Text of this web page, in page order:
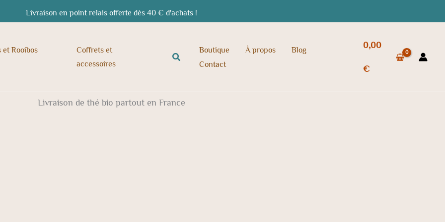
Livraison en point relais offerte dès 40 € d'achats !
Rooibos
Coffrets et
accessoires
Rechercher
Boutique À propos
Blog
Contact
0,00
€
Livraison de thé bio partout en France